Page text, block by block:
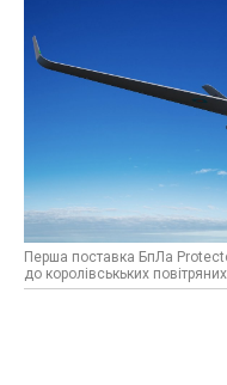
Перша поставка БпЛа
до королівськьких